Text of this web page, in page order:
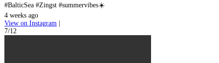
#BalticSea #Zingst #summervibes☀️
4 weeks ago
View on Instagram |
7/12